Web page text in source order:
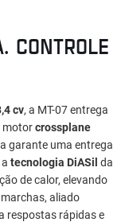
CONTROLE
cv, a MT-07 entrega
motorcrossplane
garante uma entrega
tecnologia DiASil da
de calor, elevando
aliado
respostas rápidas e